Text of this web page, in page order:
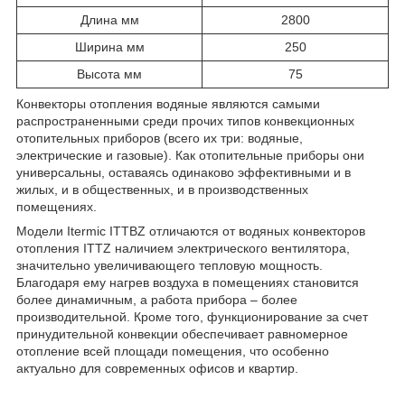
Длина мм
2800
Ширина мм
250
Высота мм
75
Конвекторы отопления водяные являются самыми
распространенными среди прочих типов конвекционных
отопительных приборов (всего их три: водяные,
электрические и газовые). Как отопительные приборы они
универсальны, оставаясь одинаково эффективными и в
жилых, и в общественных, и в производственных
помещениях.
Модели Itermic ITTBZ отличаются от водяных конвекторов
отопления ITTZ наличием электрического вентилятора,
значительно увеличивающего тепловую мощность.
Благодаря ему нагрев воздуха в помещениях становится
более динамичным, а работа прибора – более
производительной. Кроме того, функционирование за счет
принудительной конвекции обеспечивает равномерное
отопление всей площади помещения, что особенно
актуально для современных офисов и квартир.